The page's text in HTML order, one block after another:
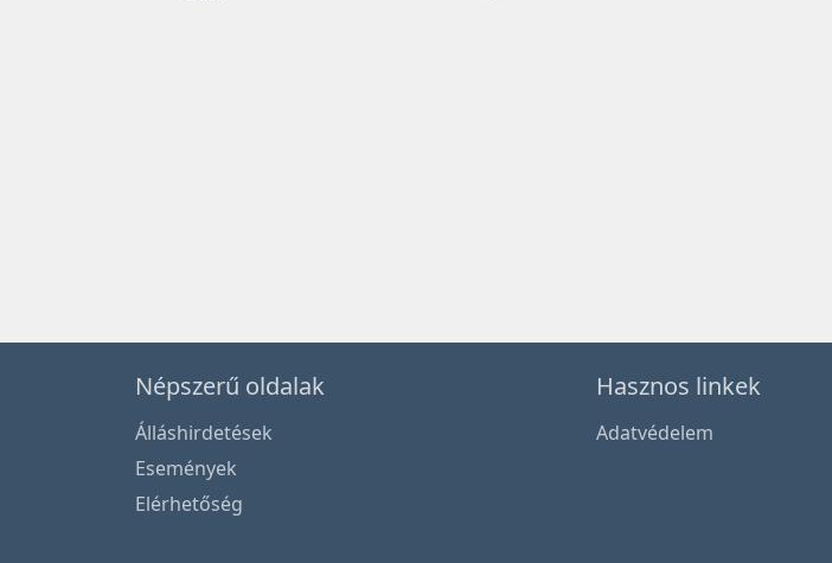
Népszerű oldalak
Álláshirdetések
Események
Elérhetőség
Hasznos linkek
Adatvédelem